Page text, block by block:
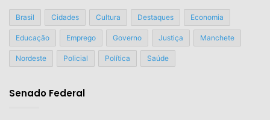
Brasil Cidades Cultura Destaques Economia
Educação Emprego Governo Justiça Manchete
Nordeste Policial Política Saúde
Senado Federal